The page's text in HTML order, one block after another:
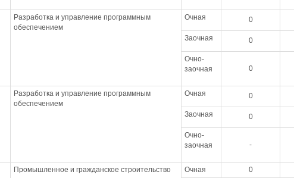
Разработка и управление программным
обеспечением
Очная 0
Заочная 0
Очно-
заочная
0
Разработка и управление программным
обеспечением
Очная 0
Заочная 0
Очно-
заочная
-
Промышленное и гражданское строительство Очная 0